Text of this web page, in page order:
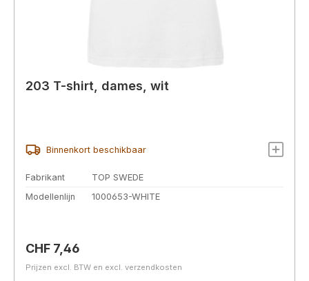
203 T-shirt, dames, wit
Binnenkort beschikbaar
Fabrikant
TOP SWEDE
Modellenlijn
1000653-WHITE
Normale prijs:
CHF 7,46
Prijzen excl. BTW en excl. verzendkosten